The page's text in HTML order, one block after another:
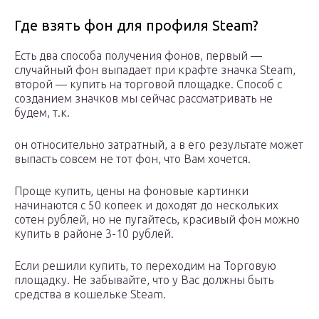
Где взять фон для профиля Steam?
Есть два способа получения фонов, первый —
случайный фон выпадает при крафте значка Steam,
второй — купить на торговой площадке. Способ с
созданием значков мы сейчас рассматривать не
будем, т.к.
он относительно затратный, а в его результате может
выпасть совсем не тот фон, что Вам хочется.
Проще купить, цены на фоновые картинки
начинаются с 50 копеек и доходят до нескольких
сотен рублей, но не пугайтесь, красивый фон можно
купить в районе 3-10 рублей.
Если решили купить, то переходим на Торговую
площадку. Не забывайте, что у Вас должны быть
средства в кошельке Steam.